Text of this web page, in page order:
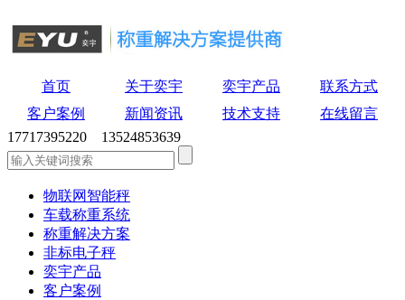
首页 关于奕宇 奕宇产品
联系方式
客户案例
新闻资讯 技术支持
在线留言
17717395220 13524853639
物联网智能秤
车载称重系统
称重解决方案
非标电子秤
奕宇产品
客户案例